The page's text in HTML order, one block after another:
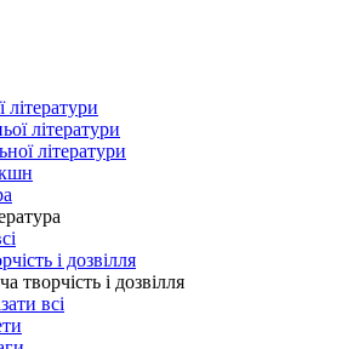
літератури
літератури
і дозвілля
творчість і дозвілля
всі